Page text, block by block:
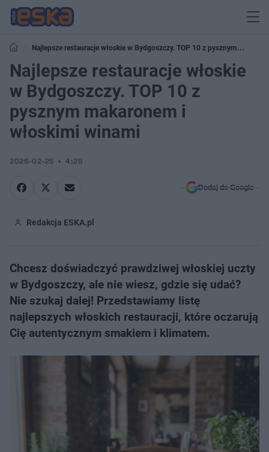
Najlepsze restauracje włoskie w Bydgoszczy. TOP 10 z pysznym
makaronem i włoskimi winami
Najlepsze restauracje włoskie
w Bydgoszczy. TOP 10 z
pysznym makaronem i
włoskimi winami
2026-02-25 4:28
Dodaj do Google
Redakcja ESKA.pl
Chcesz doświadczyć prawdziwej włoskiej uczty
w Bydgoszczy, ale nie wiesz, gdzie się udać?
Nie szukaj dalej! Przedstawiamy listę
najlepszych włoskich restauracji, które oczarują
Cię autentycznym smakiem i klimatem.